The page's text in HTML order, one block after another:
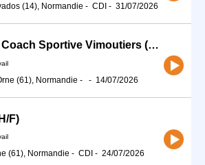
(14), Normandie - CDI - 31/07/2026
Coach Sportif / Coach Sportive Vimoutiers (H/F)
(61), Normandie - - 14/07/2026
F)
(61), Normandie - CDI - 24/07/2026